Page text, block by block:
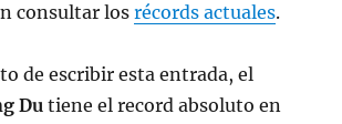
consultar losrécords actuales.
de escribir esta entrada, el
Du tiene el record absoluto en